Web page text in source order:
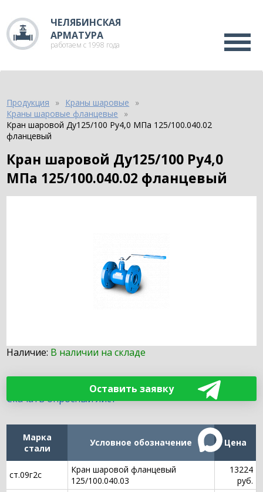
ЧЕЛЯБИНСКАЯ
АРМАТУРА
работаем с 1998 года
Продукция
Краны шаровые
Краны шаровые фланцевые
Кран шаровой Ду125/100 Ру4,0 МПа 125/100.040.02
фланцевый
Кран шаровой Ду125/100 Ру4,0
МПа 125/100.040.02 фланцевый
Наличие: В наличии на складе
Оставить заявку
Скачать опросный лист
Марка
стали
Условное обозначение Цена
ст.09г2с
Кран шаровой фланцевый
125/100.040.03
13224
руб.